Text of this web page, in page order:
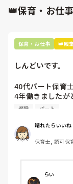
4歳児でも30
園長先生のご
👑保育・お仕
保育・お仕事 👑殿
しんどいです。
40代パート保育
4年働きましたが
退職しようと思
周りの職員は、
どです。
保護者子どもの
今で言う不適
仕方ないよね
退職 パート
晴れたらいいね
保育士, 認可保
らい